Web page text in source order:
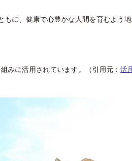
もに、健康で心豊かな人間を育むよう
みに活用されています。（引用元：活